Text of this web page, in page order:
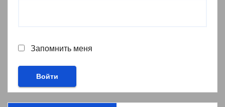
Запомнить меня